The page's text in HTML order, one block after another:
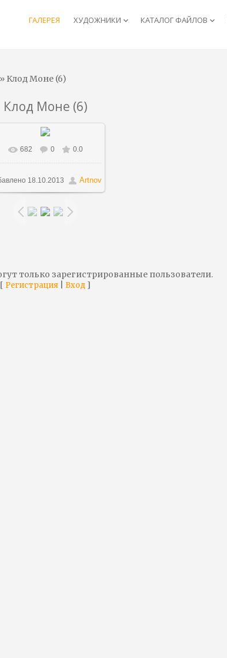
ГАЛЕРЕЯ ХУДОЖНИКИ keyboard_arrow_down КАТАЛОГ ФАЙЛОВ keyboard_arrow_down
» Клод Моне (6)
Клод Моне (6)
В реальном размере
1024x768/ 309.2Kb
682 0 0.0
18.10.2013 Artnov
только зарегистрированные пользователи.
[ Регистрация Вход ]